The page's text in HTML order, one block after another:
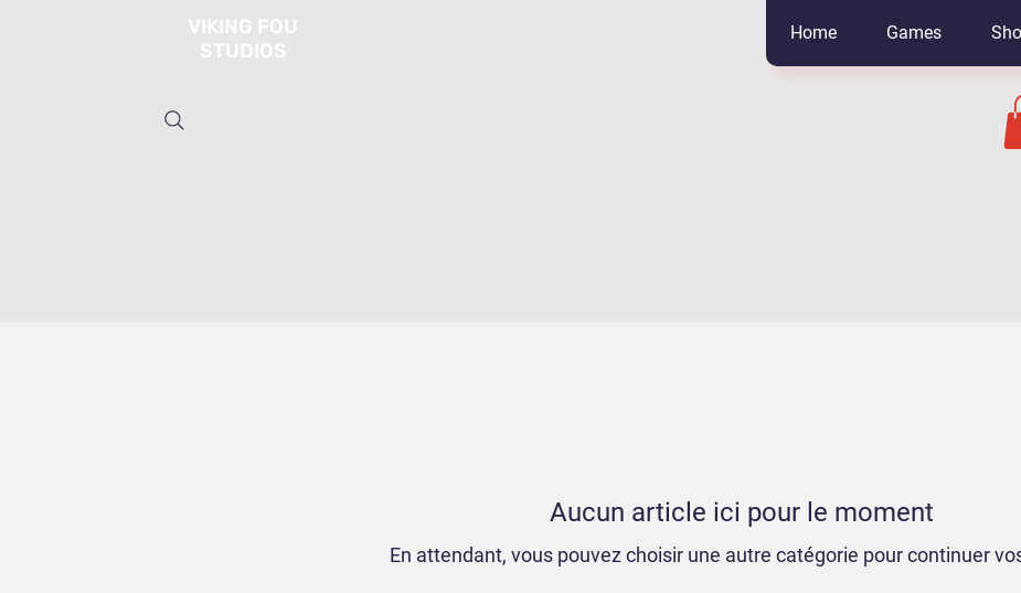
VIKING FOU
STUDIOS
Home Games
Aucun article ici pour le moment
En attendant, vous pouvez choisir une autre catégorie pour continuer